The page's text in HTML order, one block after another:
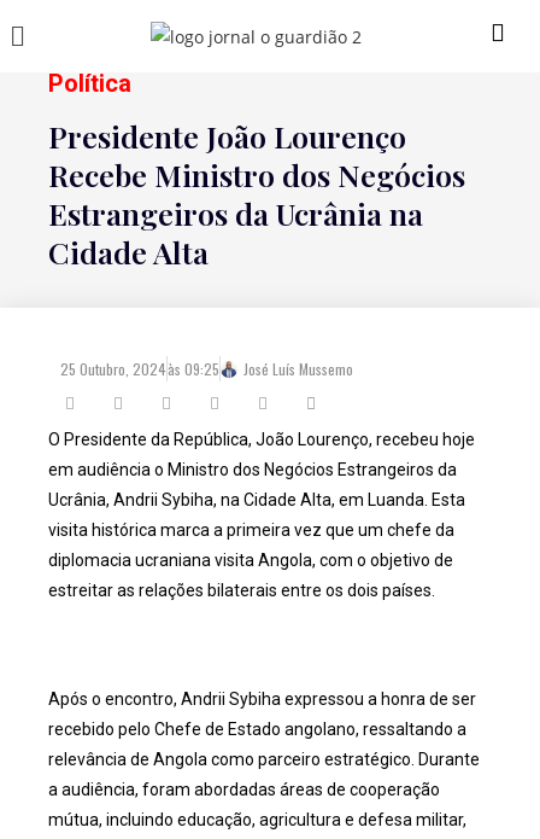
Política
Presidente João Lourenço
Recebe Ministro dos Negócios
Estrangeiros da Ucrânia na
Cidade Alta
25 Outubro, 2024às 09:25 José Luís Mussemo
O Presidente da República, João Lourenço, recebeu hoje
em audiência o Ministro dos Negócios Estrangeiros da
Ucrânia, Andrii Sybiha, na Cidade Alta, em Luanda. Esta
visita histórica marca a primeira vez que um chefe da
diplomacia ucraniana visita Angola, com o objetivo de
estreitar as relações bilaterais entre os dois países.
Após o encontro, Andrii Sybiha expressou a honra de ser
recebido pelo Chefe de Estado angolano, ressaltando a
relevância de Angola como parceiro estratégico. Durante
a audiência, foram abordadas áreas de cooperação
mútua, incluindo educação, agricultura e defesa militar,